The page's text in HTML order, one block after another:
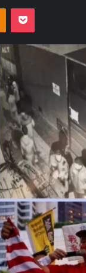
Odnoklassniki
Pocket